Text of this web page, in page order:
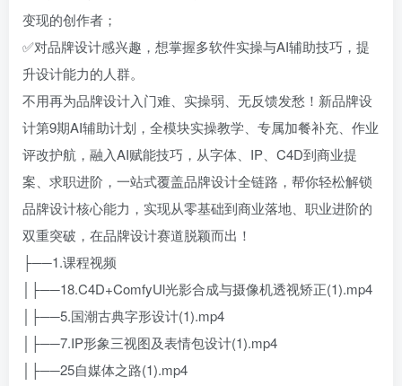
变现的创作者；
✅对品牌设计感兴趣，想掌握多软件实操与AI辅助技巧，提
升设计能力的人群。
不用再为品牌设计入门难、实操弱、无反馈发愁！新品牌设
计第9期AI辅助计划，全模块实操教学、专属加餐补充、作业
评改护航，融入AI赋能技巧，从字体、IP、C4D到商业提
案、求职进阶，一站式覆盖品牌设计全链路，帮你轻松解锁
品牌设计核心能力，实现从零基础到商业落地、职业进阶的
双重突破，在品牌设计赛道脱颖而出！
├──1.课程视频
│├──18.C4D+ComfyUl光影合成与摄像机透视矫正(1).mp4
│├──5.国潮古典字形设计(1).mp4
│├──7.IP形象三视图及表情包设计(1).mp4
│├──25自媒体之路(1).mp4